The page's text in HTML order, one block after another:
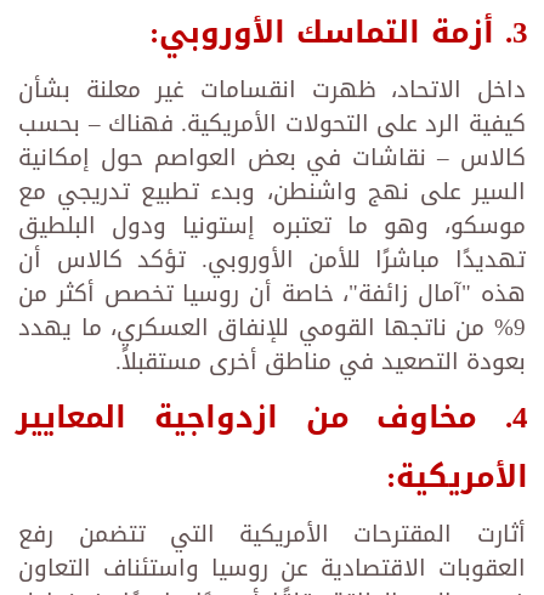
3. أزمة التماسك الأوروبي:
داخل الاتحاد، ظهرت انقسامات غير معلنة بشأن
كيفية الرد على التحولات الأمريكية. فهناك – بحسب
كالاس – نقاشات في بعض العواصم حول إمكانية
السير على نهج واشنطن، وبدء تطبيع تدريجي مع
موسكو، وهو ما تعتبره إستونيا ودول البلطيق
تهديدًا مباشرًا للأمن الأوروبي. تؤكد كالاس أن
هذه "آمال زائفة"، خاصة أن روسيا تخصص أكثر من
9% من ناتجها القومي للإنفاق العسكري، ما يهدد
بعودة التصعيد في مناطق أخرى مستقبلاً.
4. مخاوف من ازدواجية المعايير
الأمريكية:
أثارت المقترحات الأمريكية التي تتضمن رفع
العقوبات الاقتصادية عن روسيا واستئناف التعاون